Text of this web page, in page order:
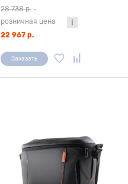
28 738 р. -
розничная цена
22 967 р.
Заказать